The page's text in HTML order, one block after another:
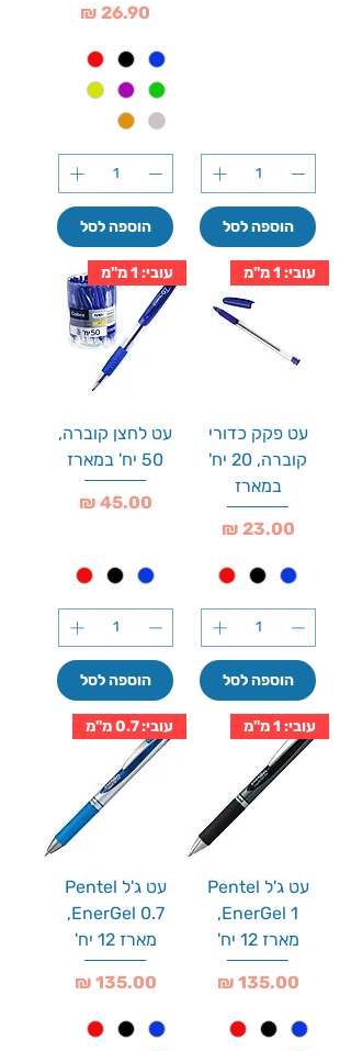
הוספה לסל
מחיר
הוספה לסל
עובי: 1 מ''מ
עט פקק כדורי
קוברה, 20 יח'
במארז
מחיר
הוספה לסל
עובי: 1 מ''מ
עט לחצן קוברה,
50 יח' במארז
מחיר
הוספה לסל
עובי: 1 מ''מ
עט ג'ל Pentel
EnerGel 1,
מארז 12 יח'
מחיר
עובי: 0.7 מ''מ
עט ג'ל Pentel
EnerGel 0.7,
מארז 12 יח'
מחיר